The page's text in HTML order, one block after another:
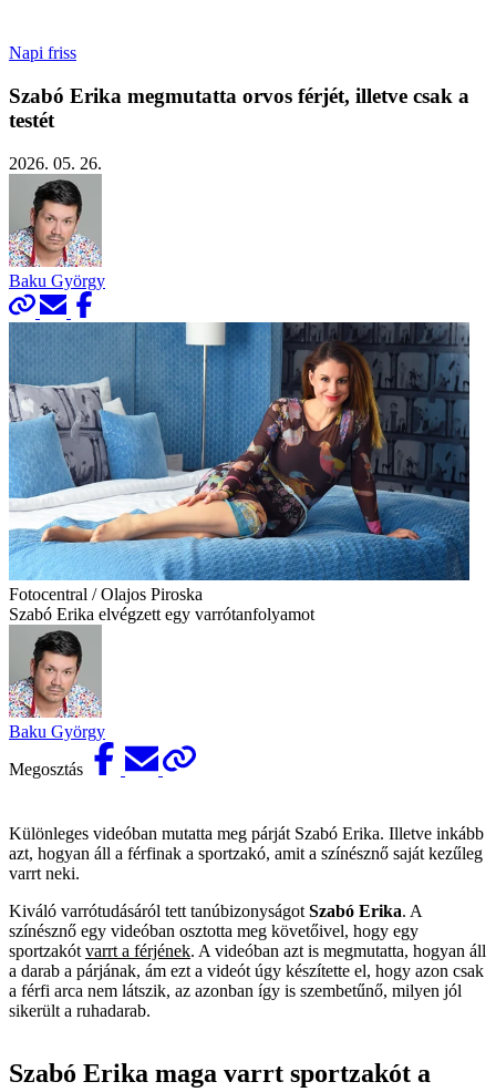
Napi friss
Szabó Erika megmutatta orvos férjét, illetve csak a
testét
2026. 05. 26.
Baku György
Fotocentral / Olajos Piroska
Szabó Erika elvégzett egy varrótanfolyamot
Baku György
Megosztás
Különleges videóban mutatta meg párját Szabó Erika. Illetve inkább
azt, hogyan áll a férfinak a sportzakó, amit a színésznő saját kezűleg
varrt neki.
Kiváló varrótudásáról tett tanúbizonyságot Szabó Erika. A
színésznő egy videóban osztotta meg követőivel, hogy egy
sportzakót varrt a férjének. A videóban azt is megmutatta, hogyan áll
a darab a párjának, ám ezt a videót úgy készítette el, hogy azon csak
a férfi arca nem látszik, az azonban így is szembetűnő, milyen jól
sikerült a ruhadarab.
Szabó Erika maga varrt sportzakót a